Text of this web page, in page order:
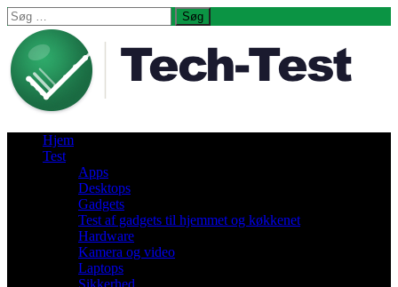
Søg
efter:
Hjem
Test
Apps
Desktops
Gadgets
Test af gadgets til hjemmet og køkkenet
Hardware
Kamera og video
Laptops
Sikkerhed